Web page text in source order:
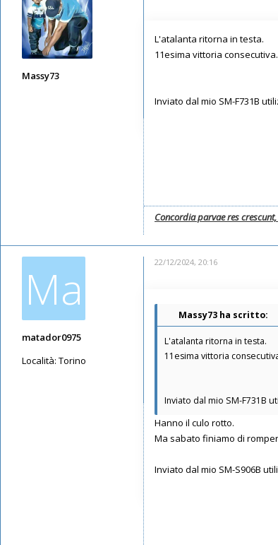
Massy73
L'atalanta ritorna in testa.
11esima vittoria consecutiva.
Inviato dal mio SM-F731B
Concordia parvae res
Ma
matador0975
Località: Torino
22/12/2024, 20:16
Massy73 ha scritto:
L'atalanta ritorna in testa.
11esima vittoria
Inviato dal mio SM-F731B
Hanno il culo rotto.
Ma sabato finiamo di
Inviato dal mio SM-S906B